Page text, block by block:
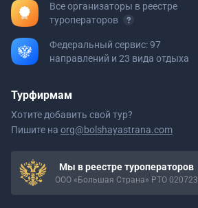
Все организаторы в реестре
туроператоров
Федеральный сервис: 97
направлений и 23 вида отдыха
Турфирмам
Хотите добавить свой тур?
Пишите на org@bolshayastrana.com
Мы в реестре туроператоров
ООО «Большая Страна» РТО 020723